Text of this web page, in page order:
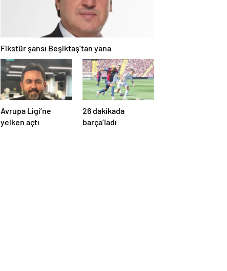
Fikstür şansı Beşiktaş’tan yana
Avrupa Ligi’ne
yelken açtı
26 dakikada
barça’ladı